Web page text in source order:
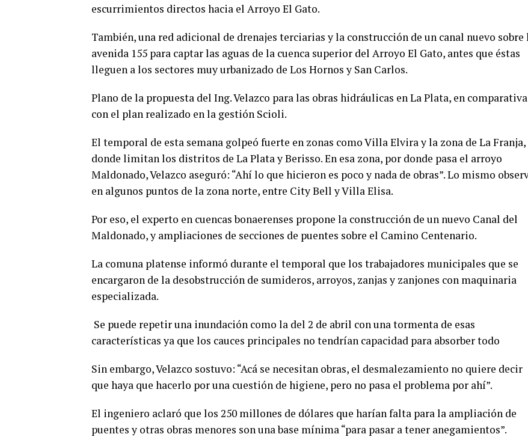
escurrimientos directos hacia el Arroyo El Gato.
También, una red adicional de drenajes terciarias y la construcción de un canal nuevo sobre
avenida 155 para captar las aguas de la cuenca superior del Arroyo El Gato, antes que éstas
lleguen a los sectores muy urbanizado de Los Hornos y San Carlos.
Plano de la propuesta del Ing. Velazco para las obras hidráulicas en La Plata, en comparativa
con el plan realizado en la gestión Scioli.
El temporal de esta semana golpeó fuerte en zonas como Villa Elvira y la zona de La Franja,
donde limitan los distritos de La Plata y Berisso. En esa zona, por donde pasa el arroyo
Maldonado, Velazco aseguró: “Ahí lo que hicieron es poco y nada de obras”. Lo mismo
en algunos puntos de la zona norte, entre City Bell y Villa Elisa.
Por eso, el experto en cuencas bonaerenses propone la construcción de un nuevo Canal del
Maldonado, y ampliaciones de secciones de puentes sobre el Camino Centenario.
La comuna platense informó durante el temporal que los trabajadores municipales que se
encargaron de la desobstrucción de sumideros, arroyos, zanjas y zanjones con maquinaria
especializada.
Se puede repetir una inundación como la del 2 de abril con una tormenta de esas
características ya que los cauces principales no tendrían capacidad para absorber todo
Sin embargo, Velazco sostuvo: “Acá se necesitan obras, el desmalezamiento no quiere decir
que haya que hacerlo por una cuestión de higiene, pero no pasa el problema por ahí”.
El ingeniero aclaró que los 250 millones de dólares que harían falta para la ampliación de
puentes y otras obras menores son una base mínima “para pasar a tener anegamientos”.